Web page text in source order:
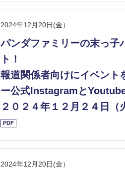
2024年12月20日(金）
パンダファミリーの末っ子
ト！
報道関係者向けにイベント
ー公式Instagramと
２０２４年１２月２４日（
PDF
2024年12月20日(金）